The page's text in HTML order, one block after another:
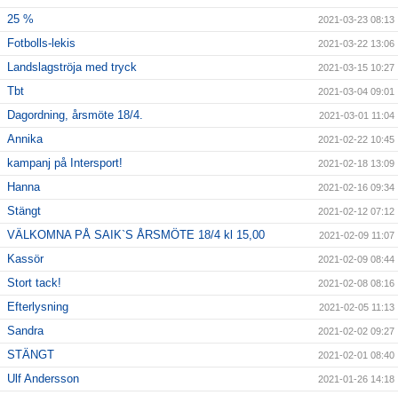
25 % 2021-03-23 08:13
Fotbolls-lekis 2021-03-22 13:06
Landslagströja med tryck 2021-03-15 10:27
Tbt 2021-03-04 09:01
Dagordning, årsmöte 18/4. 2021-03-01 11:04
Annika 2021-02-22 10:45
kampanj på Intersport! 2021-02-18 13:09
Hanna 2021-02-16 09:34
Stängt 2021-02-12 07:12
VÄLKOMNA PÅ SAIK`S ÅRSMÖTE 18/4 kl 15,00 2021-02-09 11:07
Kassör 2021-02-09 08:44
Stort tack! 2021-02-08 08:16
Efterlysning 2021-02-05 11:13
Sandra 2021-02-02 09:27
STÄNGT 2021-02-01 08:40
Ulf Andersson 2021-01-26 14:18